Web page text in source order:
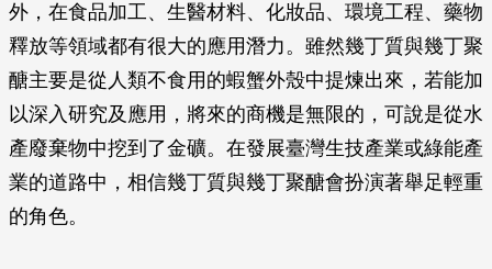
外，在食品加工、生醫材料、化妝品、環境工程、藥物
釋放等領域都有很大的應用潛力。雖然幾丁質與幾丁聚
醣主要是從人類不食用的蝦蟹外殼中提煉出來，若能加
以深入研究及應用，將來的商機是無限的，可說是從水
產廢棄物中挖到了金礦。在發展臺灣生技產業或綠能產
業的道路中，相信幾丁質與幾丁聚醣會扮演著舉足輕重
的角色。